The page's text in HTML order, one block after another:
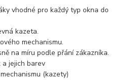
vhodné pro každý typ okna do
kazeta.
mechanismu.
na míru podle přání zákazníka.
jejich barev
(kazety)